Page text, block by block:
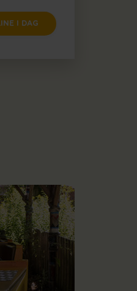
I DAG